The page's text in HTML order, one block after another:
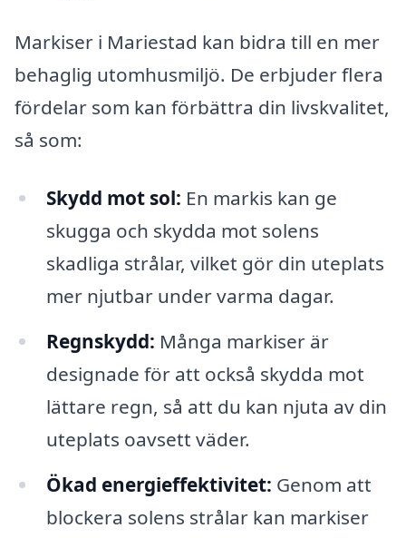
Markiser i Mariestad kan bidra till en mer
behaglig utomhusmiljö. De erbjuder flera
fördelar som kan förbättra din livskvalitet,
så som:
Skydd mot sol: En markis kan ge
skugga och skydda mot solens
skadliga strålar, vilket gör din uteplats
mer njutbar under varma dagar.
Regnskydd: Många markiser är
designade för att också skydda mot
lättare regn, så att du kan njuta av din
uteplats oavsett väder.
Ökad energieffektivitet: Genom att
blockera solens strålar kan markiser